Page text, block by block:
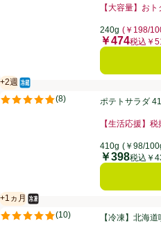
【大容量】お
240g (￥198/
価格
￥474税込￥
ポテトサラダ 410g トップバリュベ
+2週
賞味・消費期限保証：2週間
冷蔵食品
(8)
評価は8件のレビューで5点中4.8点。
ポテトサラダ
【生活応援】
410g (￥98/
価格
￥398税込￥
【冷凍】北海道噴火湾産 ボイルほ
+1ヵ月
賞味・消費期限保証：1ヵ月
冷凍食品
(10)
評価は10件のレビューで5点中4.8点
【冷凍】北海